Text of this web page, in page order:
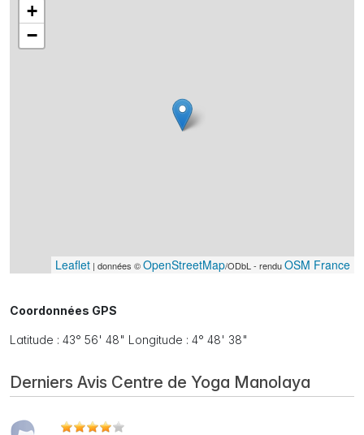
+
−
Leaflet | données ©OpenStreetMap/ODbL - renduOSM France
Coordonnées GPS
Latitude : 43° 56' 48" Longitude : 4° 48' 38"
Derniers Avis Centre de Yoga Manolaya